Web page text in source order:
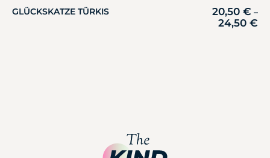
GLÜCKSKATZE TÜRKIS 20,50 € –
24,50 €